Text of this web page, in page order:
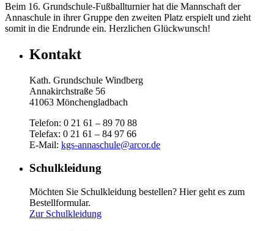
Beim 16. Grundschule-Fußballturnier hat die Mannschaft der
Annaschule in ihrer Gruppe den zweiten Platz erspielt und zieht
somit in die Endrunde ein. Herzlichen Glückwunsch!
Kontakt
Kath. Grundschule Windberg
Annakirchstraße 56
41063 Mönchengladbach
Telefon: 0 21 61 – 89 70 88
Telefax: 0 21 61 – 84 97 66
E-Mail: kgs-annaschule@arcor.de
Schulkleidung
Möchten Sie Schulkleidung bestellen? Hier geht es zum
Bestellformular.
Zur Schulkleidung